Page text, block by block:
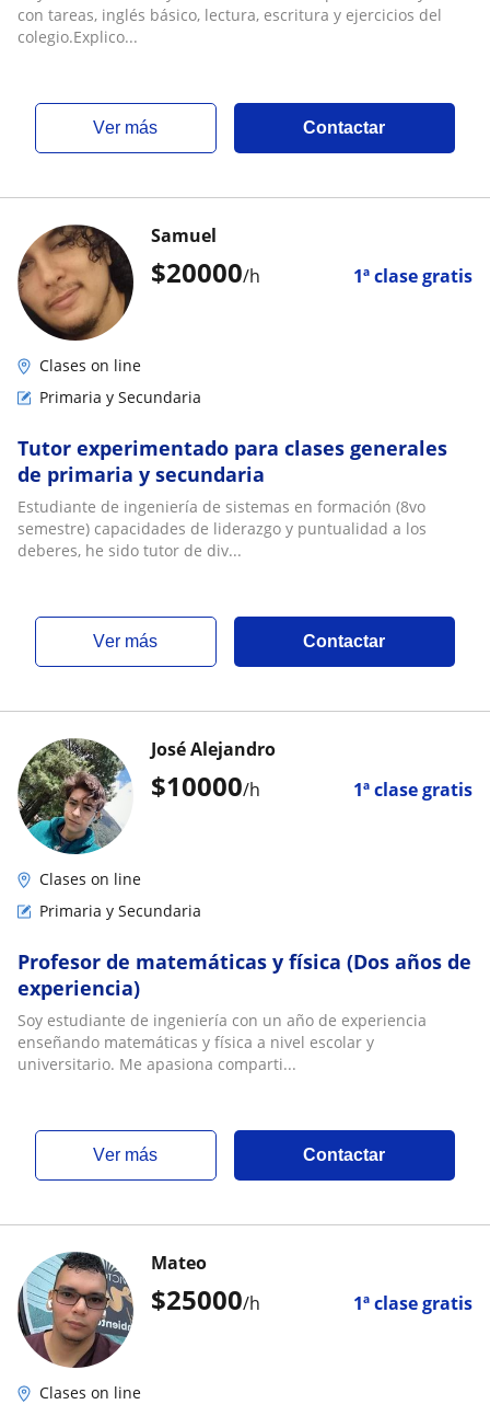
con tareas, inglés básico, lectura, escritura y ejercicios del
colegio.Explico...
ver más Contactar
$20000/h 1ª clase gratis
Samuel
Clases on line
Primaria y Secundaria
Tutor experimentado para clases generales
de primaria y secundaria
Estudiante de ingeniería de sistemas en formación (8vo
semestre) capacidades de liderazgo y puntualidad a los
deberes, he sido tutor de div...
ver más Contactar
$10000/h 1ª clase gratis
José Alejandro
Clases on line
Primaria y Secundaria
Profesor de matemáticas y física (Dos años de
experiencia)
Soy estudiante de ingeniería con un año de experiencia
enseñando matemáticas y física a nivel escolar y
universitario. Me apasiona comparti...
ver más Contactar
$25000/h 1ª clase gratis
Mateo
Clases on line